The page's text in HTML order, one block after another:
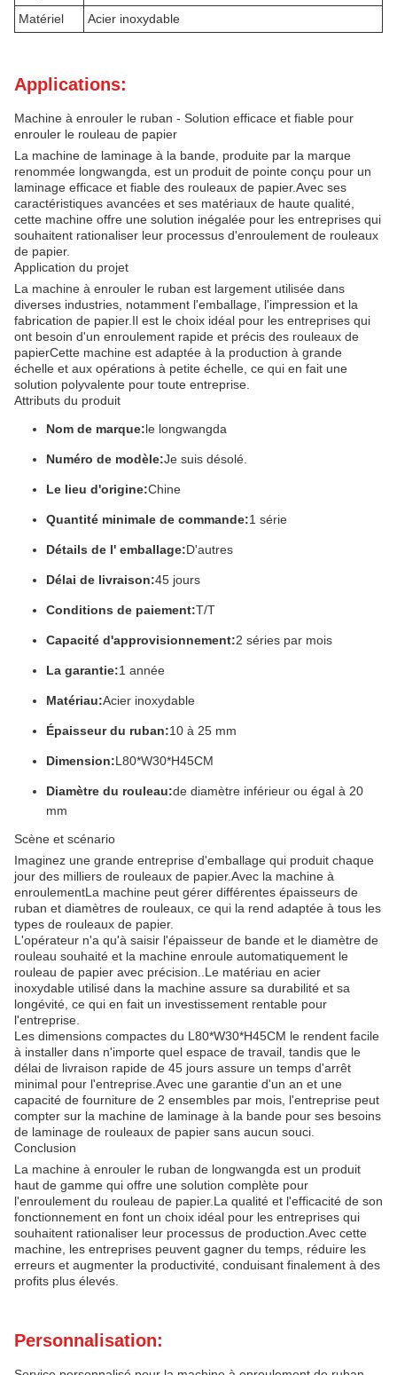
Matériel
Acier inoxydable
Applications:
Machine à enrouler le ruban - Solution efficace et fiable pour
enrouler le rouleau de papier
La machine de laminage à la bande, produite par la marque
renommée longwangda, est un produit de pointe conçu pour un
laminage efficace et fiable des rouleaux de papier.Avec ses
caractéristiques avancées et ses matériaux de haute qualité,
cette machine offre une solution inégalée pour les entreprises qui
souhaitent rationaliser leur processus d'enroulement de rouleaux
de papier.
Application du projet
La machine à enrouler le ruban est largement utilisée dans
diverses industries, notamment l'emballage, l'impression et la
fabrication de papier.Il est le choix idéal pour les entreprises qui
ont besoin d'un enroulement rapide et précis des rouleaux de
papierCette machine est adaptée à la production à grande
échelle et aux opérations à petite échelle, ce qui en fait une
solution polyvalente pour toute entreprise.
Attributs du produit
Nom de marque:le longwangda
Numéro de modèle:Je suis désolé.
Le lieu d'origine:Chine
Quantité minimale de commande:1 série
Détails de l' emballage:D'autres
Délai de livraison:45 jours
Conditions de paiement:T/T
Capacité d'approvisionnement:2 séries par mois
La garantie:1 année
Matériau:Acier inoxydable
Épaisseur du ruban:10 à 25 mm
Dimension:L80*W30*H45CM
Diamètre du rouleau:de diamètre inférieur ou égal à 20
mm
Scène et scénario
Imaginez une grande entreprise d'emballage qui produit chaque
jour des milliers de rouleaux de papier.Avec la machine à
enroulementLa machine peut gérer différentes épaisseurs de
ruban et diamètres de rouleaux, ce qui la rend adaptée à tous les
types de rouleaux de papier.
L'opérateur n'a qu'à saisir l'épaisseur de bande et le diamètre de
rouleau souhaité et la machine enroule automatiquement le
rouleau de papier avec précision..Le matériau en acier
inoxydable utilisé dans la machine assure sa durabilité et sa
longévité, ce qui en fait un investissement rentable pour
l'entreprise.
Les dimensions compactes du L80*W30*H45CM le rendent facile
à installer dans n'importe quel espace de travail, tandis que le
délai de livraison rapide de 45 jours assure un temps d'arrêt
minimal pour l'entreprise.Avec une garantie d'un an et une
capacité de fourniture de 2 ensembles par mois, l'entreprise peut
compter sur la machine de laminage à la bande pour ses besoins
de laminage de rouleaux de papier sans aucun souci.
Conclusion
La machine à enrouler le ruban de longwangda est un produit
haut de gamme qui offre une solution complète pour
l'enroulement du rouleau de papier.La qualité et l'efficacité de son
fonctionnement en font un choix idéal pour les entreprises qui
souhaitent rationaliser leur processus de production.Avec cette
machine, les entreprises peuvent gagner du temps, réduire les
erreurs et augmenter la productivité, conduisant finalement à des
profits plus élevés.
Personnalisation: